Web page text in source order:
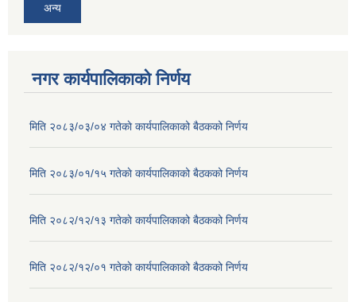
अन्य
नगर कार्यपालिकाको निर्णय
मिति २०८३/०३/०४ गतेकाे कार्यपालिकाको बैठकको निर्णय
मिति २०८३/०१/१५ गतेकाे कार्यपालिकाको बैठकको निर्णय
मिति २०८२/१२/१३ गतेकाे कार्यपालिकाको बैठकको निर्णय
मिति २०८२/१२/०१ गतेकाे कार्यपालिकाको बैठकको निर्णय